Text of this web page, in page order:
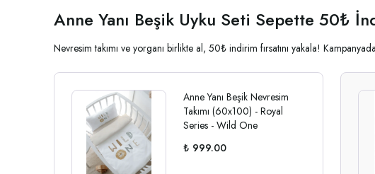
Anne Yanı Beşik Uyku Seti Sepette 50₺
Nevresim takımı ve yorganı birlikte al, 50₺ indirim fırsatını yakala!
Anne Yanı Beşik Nevresim
Takımı (60x100) - Royal
Series - Wild One
₺ 999.00